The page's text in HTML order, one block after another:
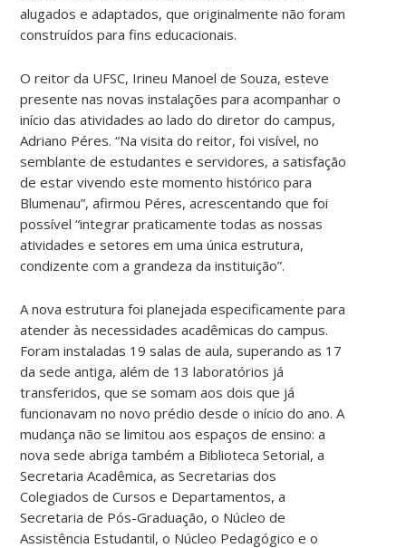
alugados e adaptados, que originalmente não foram
construídos para fins educacionais.
O reitor da UFSC, Irineu Manoel de Souza, esteve
presente nas novas instalações para acompanhar o
início das atividades ao lado do diretor do campus,
Adriano Péres. “Na visita do reitor, foi visível, no
semblante de estudantes e servidores, a satisfação
de estar vivendo este momento histórico para
Blumenau”, afirmou Péres, acrescentando que foi
possível “integrar praticamente todas as nossas
atividades e setores em uma única estrutura,
condizente com a grandeza da instituição”.
A nova estrutura foi planejada especificamente para
atender às necessidades acadêmicas do campus.
Foram instaladas 19 salas de aula, superando as 17
da sede antiga, além de 13 laboratórios já
transferidos, que se somam aos dois que já
funcionavam no novo prédio desde o início do ano. A
mudança não se limitou aos espaços de ensino: a
nova sede abriga também a Biblioteca Setorial, a
Secretaria Acadêmica, as Secretarias dos
Colegiados de Cursos e Departamentos, a
Secretaria de Pós-Graduação, o Núcleo de
Assistência Estudantil, o Núcleo Pedagógico e o